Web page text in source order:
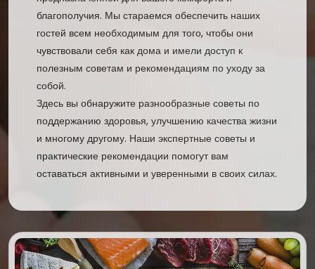
благополучия. Мы стараемся обеспечить наших
гостей всем необходимым для того, чтобы они
чувствовали себя как дома и имели доступ к
полезным советам и рекомендациям по уходу за
собой.
Здесь вы обнаружите разнообразные советы по
поддержанию здоровья, улучшению качества жизни
и многому другому. Наши экспертные советы и
практические рекомендации помогут вам
оставаться активными и уверенными в своих силах.